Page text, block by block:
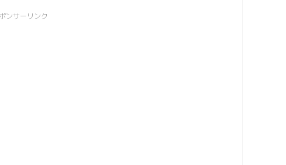
ンサーリンク